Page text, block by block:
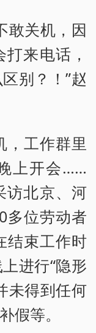
关机，因
来电话，
别？！”赵
工作群里
上开会……
访北京、河
多位劳动者
结束工作时
进行“隐形
未得到任何
假等。